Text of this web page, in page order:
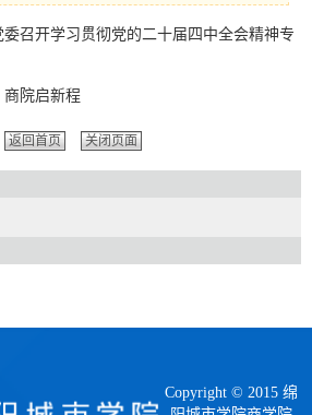
委召开学习贯彻党的二十届四中全会精神专
商院启新程
返回首页 关闭页面
Copyright © 2015 绵